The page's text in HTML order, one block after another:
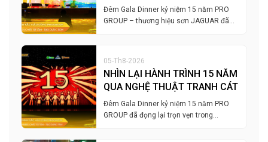
Đêm Gala Dinner kỷ niệm 15 năm PRO
GROUP – thương hiệu sơn JAGUAR đã…
05-Th8-2026
NHÌN LẠI HÀNH TRÌNH 15 NĂM
QUA NGHỆ THUẬT TRANH CÁT
Đêm Gala Dinner kỷ niệm 15 năm PRO
GROUP đã đọng lại trọn vẹn trong…